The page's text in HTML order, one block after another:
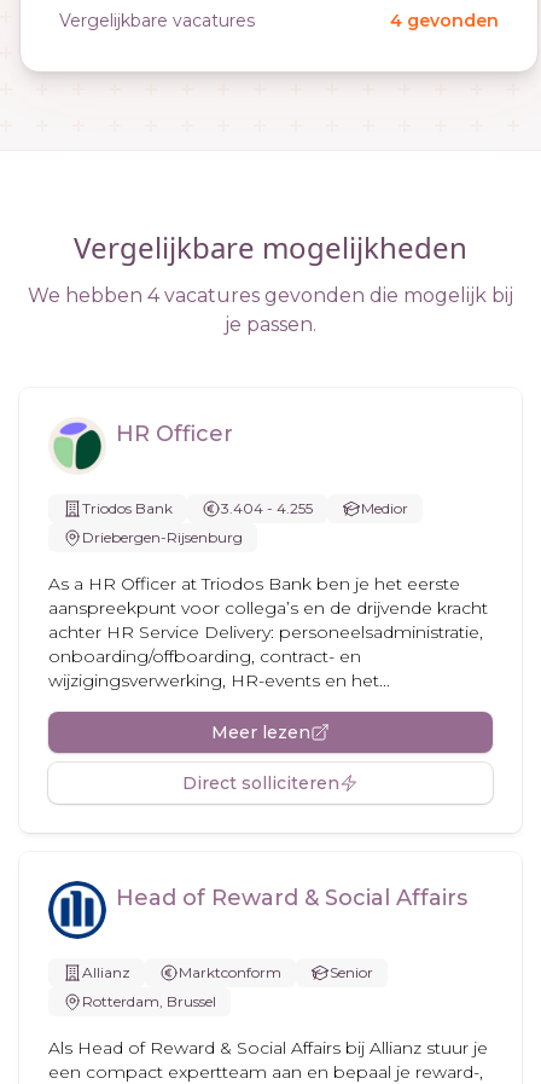
Vergelijkbare vacatures 4 gevonden
Vergelijkbare mogelijkheden
We hebben 4 vacatures gevonden die mogelijk bij
je passen.
HR Officer
Triodos Bank 3.404 - 4.255
Medior
Driebergen-Rijsenburg
As a HR Officer at Triodos Bank ben je het eerste
aanspreekpunt voor collega’s en de drijvende kracht
achter HR Service Delivery: personeelsadministratie,
onboarding/offboarding, contract- en
wijzigingsverwerking, HR-events en het...
Meer lezen
Direct solliciteren
Head of Reward & Social Affairs
Allianz Marktconform
Senior
Rotterdam, Brussel
Als Head of Reward & Social Affairs bij Allianz stuur je
een compact expertteam aan en bepaal je reward-,